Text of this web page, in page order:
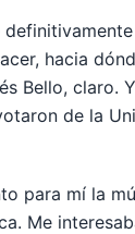
hacia
Bello, claro.
de la
para mí la
Me